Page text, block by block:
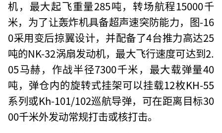
机，最大起飞重量285吨，转场航程15000千
米，为了让轰炸机具备超声速突防能力，图-16
0采用变后掠翼设计，并配备了4台推力高达25
吨的NK-32涡扇发动机，最大飞行速度可达到2.
05马赫，作战半径7300千米，最大载弹量40
吨，弹仓内的旋转式挂架可以挂载12枚KH-55
系列或Kh-101/102巡航导弹，可在距离目标30
00千米外发动常规打击或核打击。